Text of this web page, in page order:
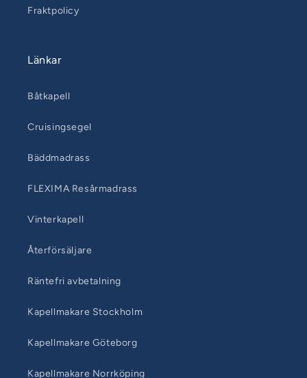
Fraktpolicy
Länkar
Båtkapell
Cruisingsegel
Bäddmadrass
FLEXIMA Resårmadrass
Vinterkapell
Återförsäljare
Räntefri avbetalning
Kapellmakare Stockholm
Kapellmakare Göteborg
Kapellmakare Norrköping